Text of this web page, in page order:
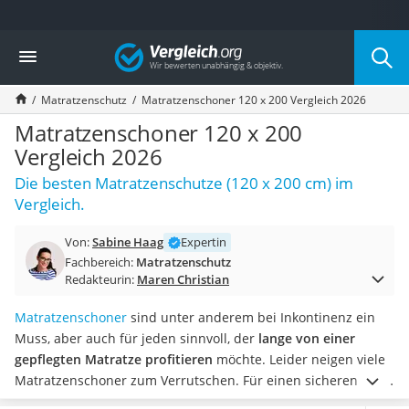
Die beliebtesten Vergleiche nach Kategorie
Wohnen
Matratzen-Topper
Matratzen
Konferenzlautsprecher
Tageslichtlampe
Badlüfter
Ergonomischer Bürostuhl
Bürohocker
Ozongeneratoren
Akku-Tischlampe
Klappmatratze
Duschkopf mit Kalkfilter
Aktenvernichter Sicherheitsstufe 4
Bettgitter
Spannbettlaken
Vergleich
Matratzenschutz Matratzenschoner 120 x 200 Vergleich 2026
Matratzenschoner 120 x 200
Vergleich 2026
Die besten Matratzenschutze (120 x 200 cm) im
Vergleich.
Von:Sabine Haag
Expertin
Fachbereich: Matratzenschutz
Redakteurin: Maren Christian
Matratzenschoner sind unter anderem bei Inkontinenz ein
Muss, aber auch für jeden sinnvoll, der lange von einer
gepflegten Matratze profitieren möchte. Leider neigen viele
Matratzenschoner zum Verrutschen. Für einen sicheren Sitz
empfehlen daher zahlreiche Online-Tests 120-x-200-cm-